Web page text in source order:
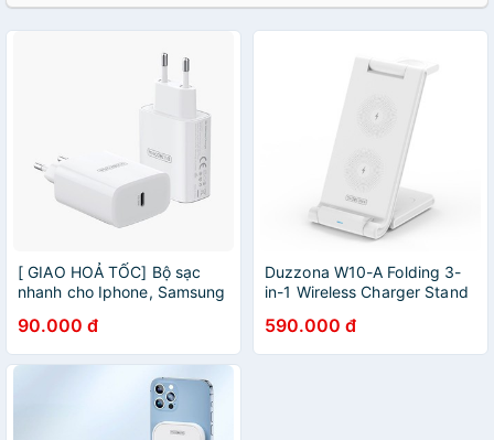
[ GIAO HOẢ TỐC] Bộ sạc
nhanh cho Iphone, Samsung
Power Delivery C, công suất
20W - Hàng chính hãng
90.000 đ
Duzzona W10-A Folding 3-
in-1 Wireless Charger Stand
Apple Watch
590.000 đ